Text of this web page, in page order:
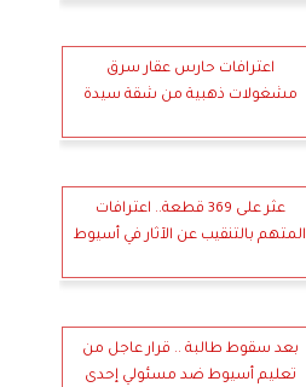
اعترافات حارس عقار سرق
مشغولات ذهبية من شقة سيدة
عثر على 369 قطعة.. اعترافات
المتهم بالتنقيب عن الآثار في أسيوط
بعد سقوط طالبة .. قرار عاجل من
تعليم أسيوط ضد مسئولي إحدى